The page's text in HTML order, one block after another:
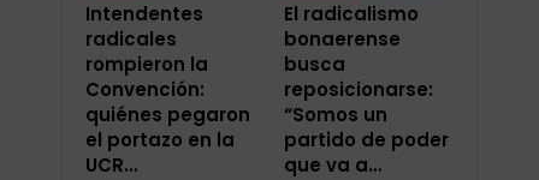
Intendentes
radicales
rompieron la
Convención:
quiénes pegaron
el portazo en la
UCR…
El radicalismo
bonaerense
busca
reposicionarse:
“Somos un
partido de poder
que va a…